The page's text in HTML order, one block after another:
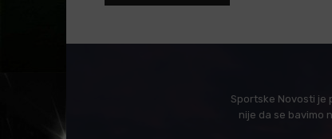
Sportske Novosti je
nije da se bavimo